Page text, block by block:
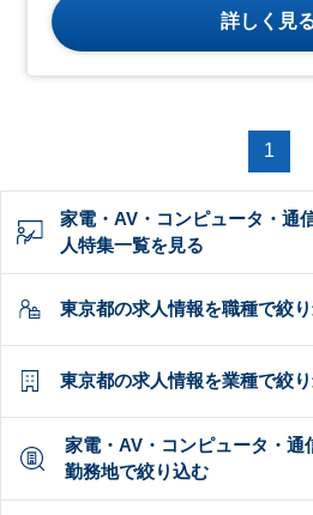
詳しく見
1
家電・AV・コンピュータ・通
人特集一覧を見る
東京都の求人情報を職種で絞
東京都の求人情報を業種で絞
家電・AV・コンピュータ・通
勤務地で絞り込む